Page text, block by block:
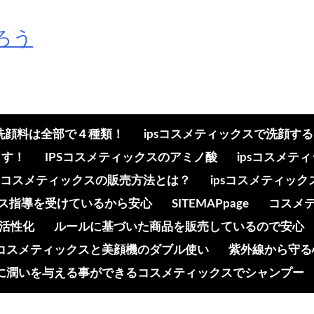
う
顔料は全部で４種類！
ipsコスメティックスで洗顔す
！
IPSコスメティックスのアミノ酸
ipsコスメテ
スメティックスの販売方法とは？
ipsコスメティック
指導を受けているから安心
SITEMAPpage
コスメ
性化
ルールに基づいた商品を販売しているので安心
スメティックスと美顔機のダブル使い
紫外線から守
潤いを与える事ができるコスメティックスでシャンプー